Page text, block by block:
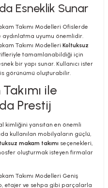
Esneklik Sunar
Takımı Modelleri Ofislerde
uyumu önemlidir.
Takımı Modelleri Koltuksuz
tamamlanabildiği için
bir yapı sunar. Kullanıcı ister
görünümü oluşturabilir.
ile
Prestij
kimliğini yansıtan en önemli
kullanılan mobilyaların güçlü,
makam takımı seçenekleri,
oluşturmak isteyen firmalar
Takımı Modelleri Geniş
etajer ve sehpa gibi parçalarla